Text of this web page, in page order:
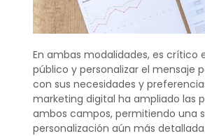
En ambas modalidades, es crítico
público y personalizar el mensaje
con sus necesidades y
marketing digital ha ampliado las
ambos campos, permitiendo una
personalización aún más detallada.